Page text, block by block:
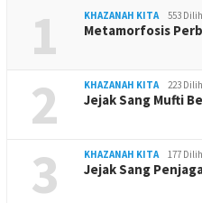
1 KHAZANAH KITA 553
Metamorfosis
2 KHAZANAH KITA 223
Jejak Sang Mufti
3 KHAZANAH KITA 177
Jejak Sang